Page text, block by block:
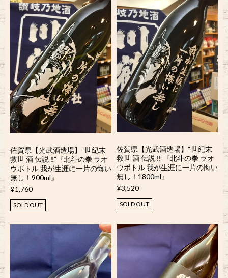
佐賀県【光武酒造場】“世紀末
救世 酒 伝説 ‼︎”『北斗の拳 ラオ
ウボトル 我が生涯に一片の悔い
無し！900ml』
¥1,760
SOLD OUT
佐賀県【光武酒造場】“世紀末
救世 酒 伝説 ‼︎”『北斗の拳 ラオ
ウボトル 我が生涯に一片の悔い
無し！1800ml』
¥3,520
SOLD OUT